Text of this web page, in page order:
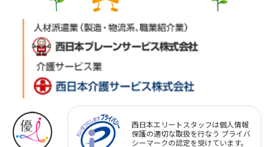
西日本エリートスタッフは個人情報
保護の適切な取扱を行なう プライバ
シーマークの認定を受けています。